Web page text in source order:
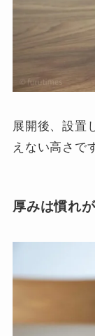
展開後、設置
えない高さで
厚みは慣れ